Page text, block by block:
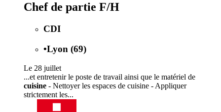
Chef de partie F/H
CDI
•Lyon (69)
Le 28 juillet
...et entretenir le poste de travail ainsi que le matériel de
cuisine - Nettoyer les espaces de cuisine - Appliquer
strictement les...